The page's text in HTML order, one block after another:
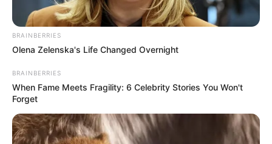
BRAINBERRIES
Olena Zelenska's Life Changed Overnight
BRAINBERRIES
When Fame Meets Fragility: 6 Celebrity Stories You Won't
Forget